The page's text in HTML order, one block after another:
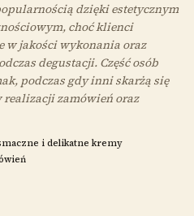
dzięki estetycznym
choć klienci
w jakości wykonania oraz
degustacji. Część osób
podczas gdy inni skarżą się
realizacji zamówień oraz
i delikatne kremy